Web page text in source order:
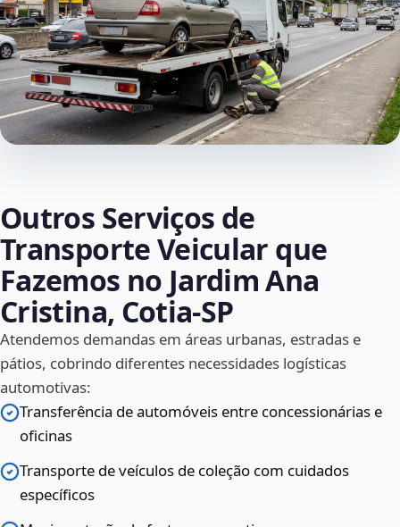
Outros Serviços de
Transporte Veicular que
Fazemos no Jardim Ana
Cristina, Cotia‑SP
Atendemos demandas em áreas urbanas, estradas e
pátios, cobrindo diferentes necessidades logísticas
automotivas:
Transferência de automóveis entre concessionárias e
oficinas
Transporte de veículos de coleção com cuidados
específicos